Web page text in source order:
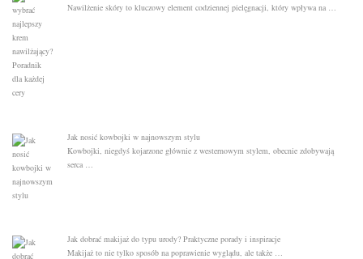
Nawilżenie skóry to kluczowy element codziennej pielęgnacji, który wpływa na …
Jak nosić kowbojki w najnowszym stylu
Kowbojki, niegdyś kojarzone głównie z westernowym stylem, obecnie zdobywają
serca …
Jak dobrać makijaż do typu urody? Praktyczne porady i inspiracje
Makijaż to nie tylko sposób na poprawienie wyglądu, ale także …